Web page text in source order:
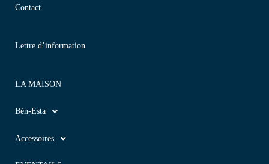
Contact
Lettre d’information
LA MAISON
Bèn-Esta
Accessoires